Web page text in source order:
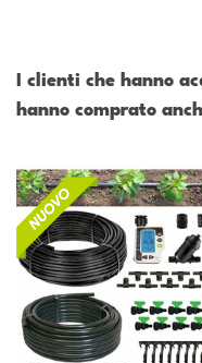
I clienti che hanno
hanno comprato